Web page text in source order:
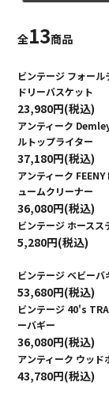
全13商品
ビンテージ フォール
ドリーバスケット
23,980円(税込)
アンティーク
ルトップライター
37,180円(税込)
アンティーク FEENY
ュームクリーナー
36,080円(税込)
ビンテージ ホースス
5,280円(税込)
ビンテージ ベビーバ
53,680円(税込)
ビンテージ 40's
ーバギー
36,080円(税込)
アンティーク ウッド
43,780円(税込)